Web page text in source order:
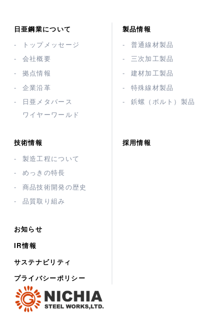
日亜鋼業について
トップメッセージ
会社概要
拠点情報
企業沿革
日亜メタバース
ワイヤーワールド
製品情報
普通線材製品
三次加工製品
建材加工製品
特殊線材製品
鋲螺（ボルト）製品
技術情報
製造工程について
めっきの特長
商品技術開発の歴史
品質取り組み
採用情報
お知らせ
IR情報
サステナビリティ
プライバシーポリシー